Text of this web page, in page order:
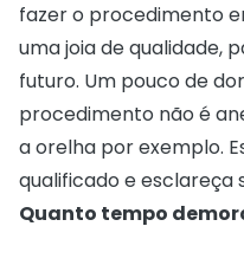
fazer o procedimento
uma joia de qualidade,
futuro. Um pouco de
procedimento não é
a orelha por exemplo.
qualificado e esclareça
Quanto tempo